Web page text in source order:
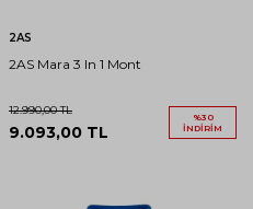
2AS
2AS Mara 3 In 1 Mont
12.990,00TL
9.093,00 TL
%30
İNDIRIM